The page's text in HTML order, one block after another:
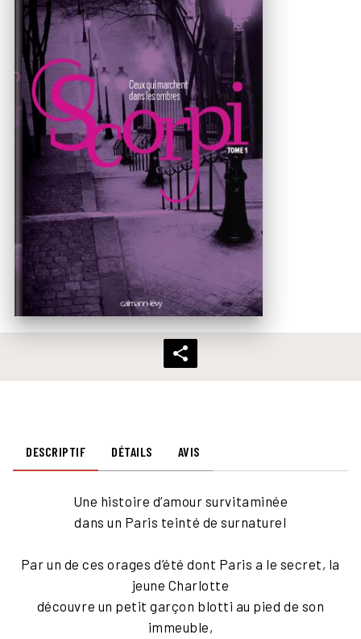
DESCRIPTIF DÉTAILS AVIS
Une histoire d’amour survitaminée
dans un Paris teinté de surnaturel
Par un de ces orages d’été dont Paris a le secret, la
jeune Charlotte
découvre un petit garçon blotti au pied de son
immeuble,